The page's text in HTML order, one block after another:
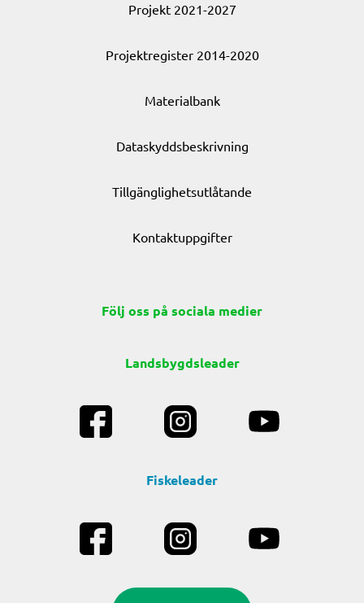
Projekt 2021-2027
Projektregister 2014-2020
Materialbank
Dataskyddsbeskrivning
Tillgänglighetsutlåtande
Kontaktuppgifter
Följ oss på sociala medier
Landsbygdsleader
Fiskeleader